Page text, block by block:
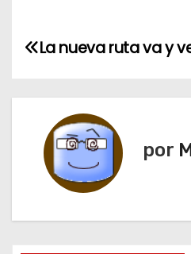
N
c
La nueva ruta va y
por